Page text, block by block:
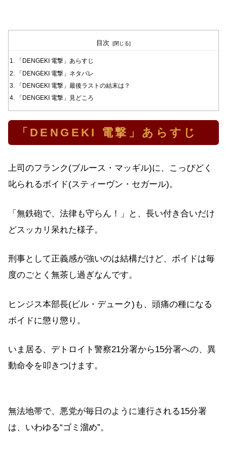
目次
「DENGEKI 電撃」あらすじ
「DENGEKI 電撃」ネタバレ
「DENGEKI 電撃」最後ラストの結末は？
「DENGEKI 電撃」見どころ
「DENGEKI 電撃」あらすじ
上司のフランク(ブルース・マッギル)に、こっぴどく
叱られるボイド(スティーヴン・セガール)。
「無鉄砲で、法律も守らん！」と、長い付き合いだけ
どスッカリ呆れた様子。
刑事として正義感が強いのは結構だけど、ボイドは毎
度のごとく無茶し過ぎなんです。
ヒンジス本部長(ビル・デューク)も、頭痛の種になる
ボイドに懲り懲り。
いま居る、デトロイト警察21分署から15分署への、異
動命令を叩きつけます。
無法地帯で、悪党が毎日のように連行される15分署
は、いわゆる“ゴミ溜め”。